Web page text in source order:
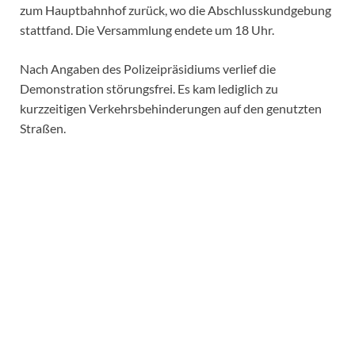
zum Hauptbahnhof zurück, wo die Abschlusskundgebung
stattfand. Die Versammlung endete um 18 Uhr.
Nach Angaben des Polizeipräsidiums verlief die
Demonstration störungsfrei. Es kam lediglich zu
kurzzeitigen Verkehrsbehinderungen auf den genutzten
Straßen.